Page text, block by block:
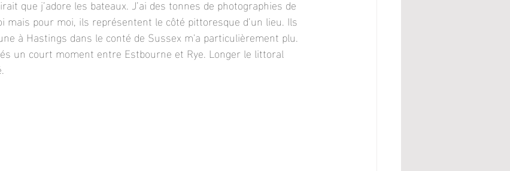
que j’adore les bateaux. J’ai des tonnes de photographies de
mais pour moi, ils représentent le côté pittoresque d’un lieu. Ils
à Hastings dans le conté de Sussex m'a particulièrement plu.
un court moment entre Estbourne et Rye. Longer le littoral